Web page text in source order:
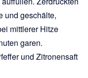
und geschälte,
mittlerer Hitze
garen.
und Zitronensaft